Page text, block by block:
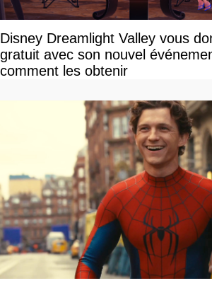
Disney Dreamlight Valley vous
gratuit avec son nouvel
comment les obtenir